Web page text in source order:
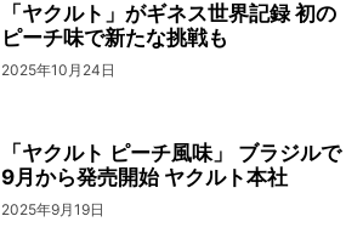
「ヤクルト」がギネス世界記録 初の
ピーチ味で新たな挑戦も
2025年10月24日
「ヤクルト ピーチ風味」 ブラジルで
9月から発売開始 ヤクルト本社
2025年9月19日